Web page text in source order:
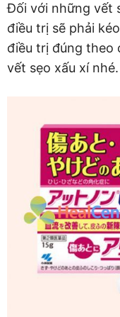
Đối với những vết
điều trị sẽ phải
điều trị đúng theo
vết sẹo xấu xí nhé.